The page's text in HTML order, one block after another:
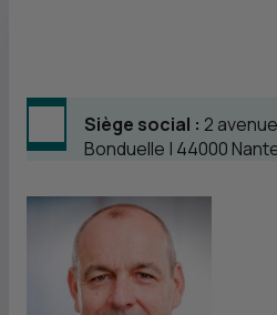
Siège social : 2
Bonduelle | 44000